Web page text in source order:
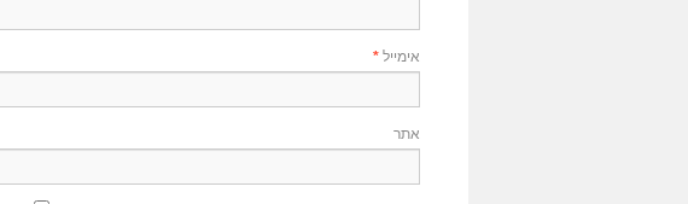
אימייל *
אתר